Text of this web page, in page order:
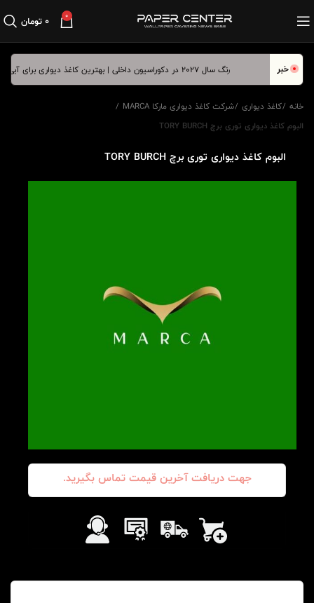
0 ۰تومان
خبر رنگ سال ۲۰۲۷ در دکوراسیون داخلی | بهترین کاغذ دیواری برای آبی درخشان
خانه کاغذ دیواری شرکت کاغذ دیواری مارکا MARCA
البوم کاغذ دیواری توری برچ TORY BURCH
البوم کاغذ دیواری توری برچ TORY BURCH
جهت دریافت آخرین قیمت تماس بگیرید.